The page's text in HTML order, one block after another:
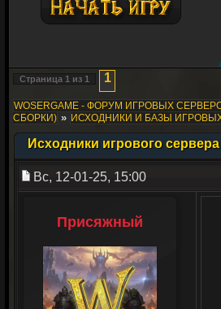
Страница 1 из 1 1
WOSERGAME - ФОРУМ ИГРОВЫХ
СБОРКИ) » ИСХОДНИКИ И БАЗЫ
Исходники игрового сервера
Вс, 12-01-25, 15:00
Присяжный